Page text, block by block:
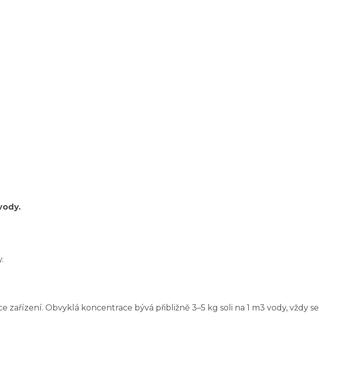
Obvyklá koncentrace bývá přibližně 3–5 kg soli na 1 m3 vody, vždy se